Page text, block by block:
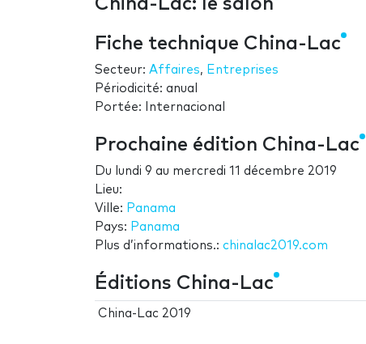
China-Lac: le salon
Fiche technique China-Lac
Secteur: Affaires, Entreprises
Périodicité: anual
Portée: Internacional
Prochaine édition China-Lac
Du lundi 9 au mercredi 11 décembre 2019
Lieu:
Ville: Panama
Pays: Panama
Plus d’informations.: chinalac2019.com
Éditions China-Lac
China-Lac 2019